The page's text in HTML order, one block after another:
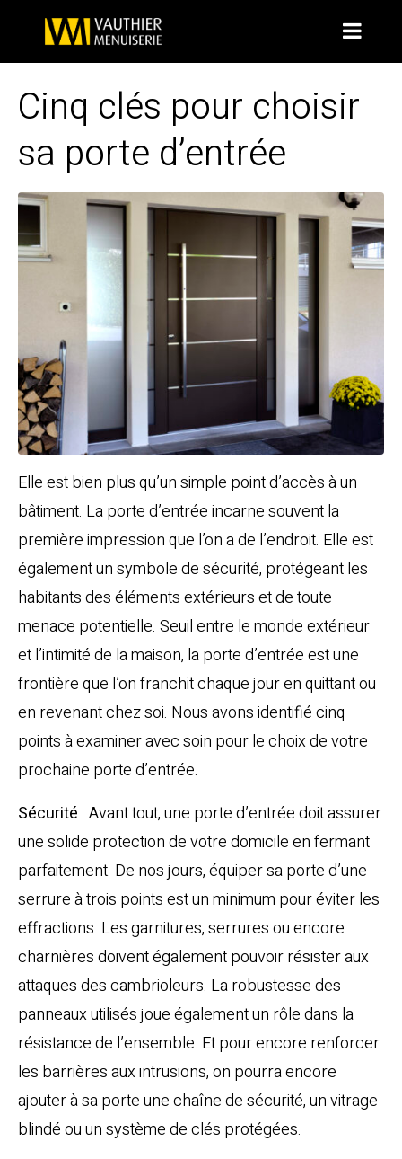
Cinq clés pour choisir
sa porte d’entrée
Elle est bien plus qu’un simple point d’accès à un
bâtiment. La porte d’entrée incarne souvent la
première impression que l’on a de l’endroit. Elle est
également un symbole de sécurité, protégeant les
habitants des éléments extérieurs et de toute
menace potentielle. Seuil entre le monde extérieur
et l’intimité de la maison, la porte d’entrée est une
frontière que l’on franchit chaque jour en quittant ou
en revenant chez soi. Nous avons identifié cinq
points à examiner avec soin pour le choix de votre
prochaine porte d’entrée.
Sécurité Avant tout, une porte d’entrée doit assurer
une solide protection de votre domicile en fermant
parfaitement. De nos jours, équiper sa porte d’une
serrure à trois points est un minimum pour éviter les
effractions. Les garnitures, serrures ou encore
charnières doivent également pouvoir résister aux
attaques des cambrioleurs. La robustesse des
panneaux utilisés joue également un rôle dans la
résistance de l’ensemble. Et pour encore renforcer
les barrières aux intrusions, on pourra encore
ajouter à sa porte une chaîne de sécurité, un vitrage
blindé ou un système de clés protégées.